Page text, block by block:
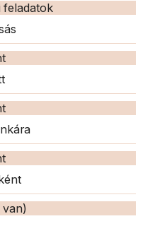
feladatok
van)